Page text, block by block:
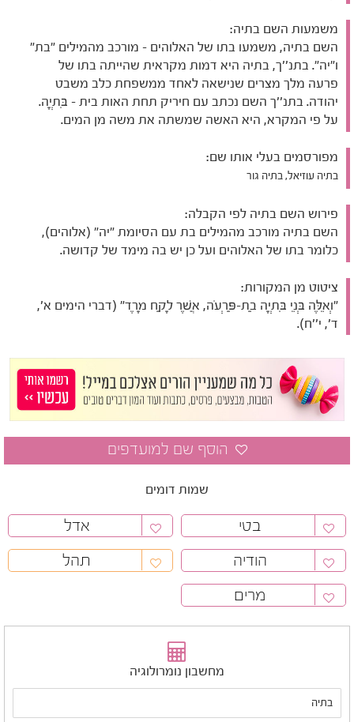
משמעות השם בתיה:
השם בתיה, משמעו בתו של האלוהים - מורכב מהמילים "בת"
ו"יה". בתנ''ך, בתיה היא דמות מקראית שהייתה בתו של
פרעה מלך מצרים שנישאה לאחד ממשפחת כלב משבט
יהודה. בתנ''ך השם נכתב עם חיריק תחת האות בית - בִּתְיָה.
על פי המקרא, היא האשה שמשתה את משה מן המים.
מפורסמים בעלי אותו שם:
בתיה עוזיאל, בתיה גור
פירוש השם בתיה לפי הקבלה:
השם בתיה מורכב מהמילים בת עם הסיומת "יה" (אלוהים),
כלומר בתו של האלוהים ועל כן יש בה מימד של קדושה.
ציטוט מן המקורות:
"וְאֵלֶּה בְּנֵי בִּתְיָה בַת-פַּרְעֹה, אֲשֶׁר לָקַח מָרֶד" (דברי הימים א',
ד', י''ח).
שמות דומים
בטי
אדל
הודיה
תהל
מרים
מחשבון נומרולוגיה